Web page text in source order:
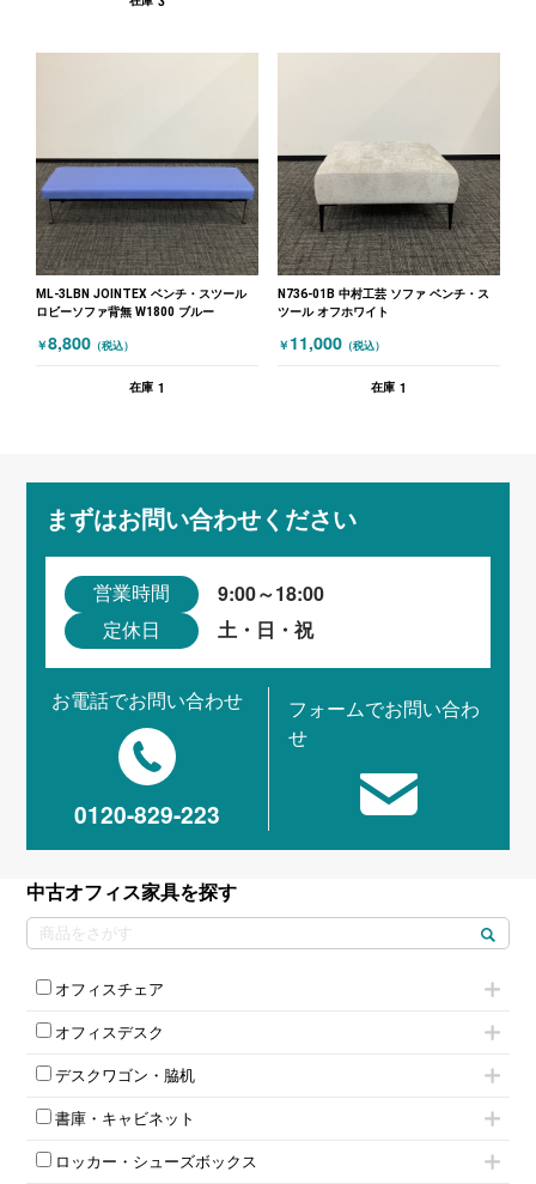
ML-3LBN JOINTEX ベンチ・スツール
ロビーソファ背無 W1800 ブルー
￥8,800 （税込）
在庫 1
N736-01B 中村工芸 ソファ ベンチ・ス
ツール オフホワイト
￥ 11,000 （税込）
在庫 1
まずはお問い合わせください
営業時間 9:00～18:00
定休日 土・日・祝
お電話でお問い合わせ
0120-829-223
フォームでお問い合わ
せ
中古オフィス家具を探す
オフィスチェア
肘付きチェア
肘無しチェア
役員チェア
オフィスチェアその他
オフィスデスク
片袖机
フリーアドレスデスク（ベンチデスク）
昇降デスク
両袖机
デスクワゴン・脇机
インワゴン2段
インワゴン3段
脇机
書庫・キャビネット
ハイキャビネット
ローキャビネット
ロッカー・シューズボックス